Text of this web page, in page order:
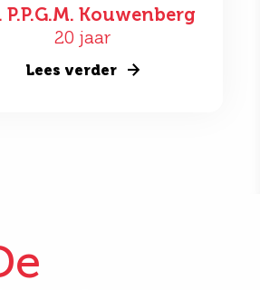
P.P.G.M. Kouwenberg
20 jaar
Lees verder